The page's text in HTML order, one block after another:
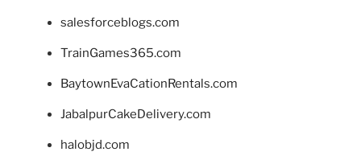
salesforceblogs.com
TrainGames365.com
BaytownEvaCationRentals.com
JabalpurCakeDelivery.com
halobjd.com